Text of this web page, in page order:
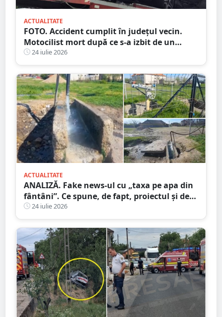
ACTUALITATE
FOTO. Accident cumplit în județul vecin.
Motocilist mort după ce s-a izbit de un
copac și un microbuz
24 iulie 2026
ACTUALITATE
ANALIZĂ. Fake news-ul cu „taxa pe apa din
fântâni”. Ce spune, de fapt, proiectul și de
unde a pornit dezinformarea
24 iulie 2026